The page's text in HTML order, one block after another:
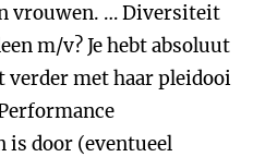
vrouwen. … Diversiteit
m/v? Je hebt absoluut
verder met haar pleidooi
is door (eventueel